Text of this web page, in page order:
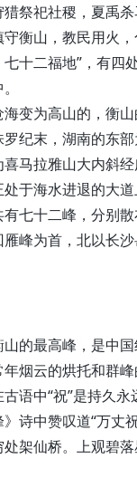
猎祭祀社稷，夏禹
衡山，教民用火
十二福地”，有四
变为高山的，衡
罗纪末，湖南的东
马拉雅山大内斜
于海水进退的大道
七十二峰，分别
峰为首，北以长
的最高峰，是中
烟云的烘托和群
语中“祝”是持久
》诗中赞叹道“万
架仙桥。上观碧